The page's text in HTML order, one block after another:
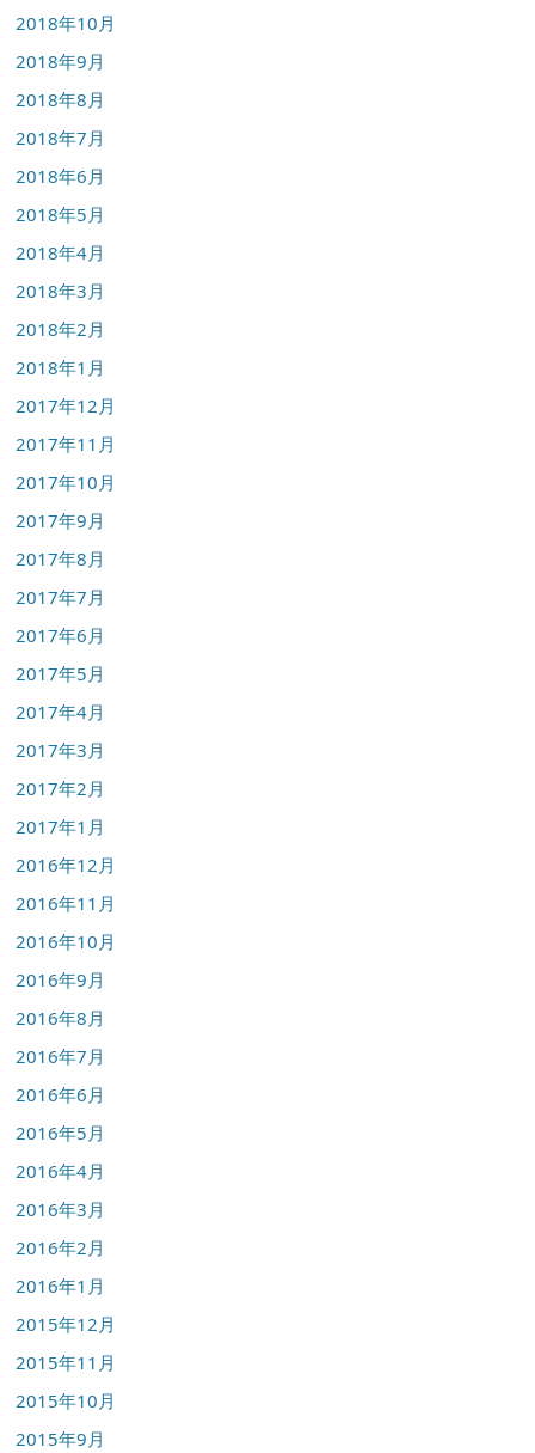
2018年10月
2018年9月
2018年8月
2018年7月
2018年6月
2018年5月
2018年4月
2018年3月
2018年2月
2018年1月
2017年12月
2017年11月
2017年10月
2017年9月
2017年8月
2017年7月
2017年6月
2017年5月
2017年4月
2017年3月
2017年2月
2017年1月
2016年12月
2016年11月
2016年10月
2016年9月
2016年8月
2016年7月
2016年6月
2016年5月
2016年4月
2016年3月
2016年2月
2016年1月
2015年12月
2015年11月
2015年10月
2015年9月